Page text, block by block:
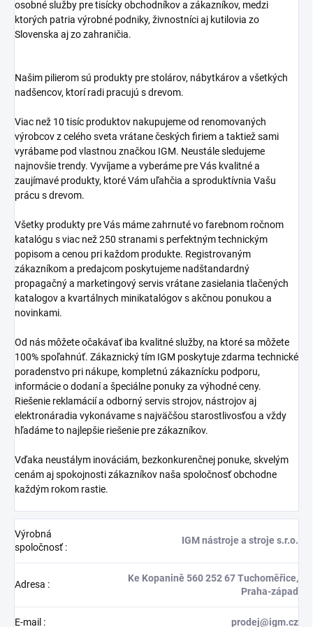
osobné služby pre tisícky obchodníkov a zákazníkov, medzi
ktorých patria výrobné podniky, živnostníci aj kutilovia zo
Slovenska aj zo zahraničia.
Našim pilierom sú produkty pre stolárov, nábytkárov a všetkých
nadšencov, ktorí radi pracujú s drevom.
Viac než 10 tisíc produktov nakupujeme od renomovaných
výrobcov z celého sveta vrátane českých firiem a taktiež sami
vyrábame pod vlastnou značkou IGM. Neustále sledujeme
najnovšie trendy. Vyvíjame a vyberáme pre Vás kvalitné a
zaujímavé produkty, ktoré Vám uľahčia a sproduktívnia Vašu
prácu s drevom.
Všetky produkty pre Vás máme zahrnuté vo farebnom ročnom
katalógu s viac než 250 stranami s perfektným technickým
popisom a cenou pri každom produkte. Registrovaným
zákazníkom a predajcom poskytujeme nadštandardný
propagačný a marketingový servis vrátane zasielania tlačených
katalogov a kvartálnych minikatalógov s akčnou ponukou a
novinkami.
Od nás môžete očakávať iba kvalitné služby, na ktoré sa môžete
100% spoľahnúť. Zákaznický tím IGM poskytuje zdarma technické
poradenstvo pri nákupe, kompletnú zákaznícku podporu,
informácie o dodaní a špeciálne ponuky za výhodné ceny.
Riešenie reklamácií a odborný servis strojov, nástrojov aj
elektronáradia vykonávame s najväčšou starostlivosťou a vždy
hľadáme to najlepšie riešenie pre zákazníkov.
Vďaka neustálym inováciám, bezkonkurenčnej ponuke, skvelým
cenám aj spokojnosti zákazníkov naša spoločnosť obchodne
každým rokom rastie.
Výrobná
spoločnosť:
IGM nástroje a stroje s.r.o.
Adresa :
Ke Kopanině 560 252 67 Tuchoměřice,
Praha-západ
E-mail : prodej@igm.cz